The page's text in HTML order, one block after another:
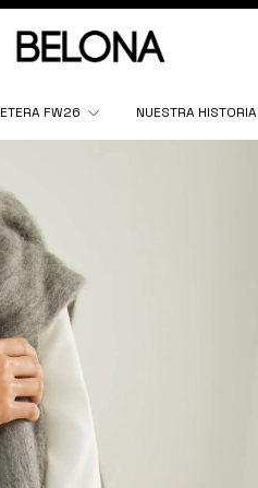
ETERA FW26 NUESTRA HISTORIA